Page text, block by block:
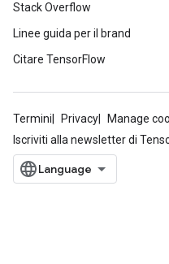
Stack Overflow
Linee guida per il brand
Citare TensorFlow
Termini Privacy
Manage
Iscriviti alla newsletter di